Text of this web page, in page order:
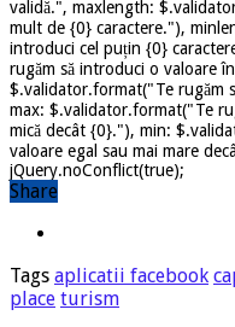
validă.", maxlength:
mult de {0} caractere."),
introduci cel puțin {0}
rugăm să introduci o valoare
$.validator.format("Te rugăm
max: $.validator.format("Te
mică decât {0}."), min:
valoare egal sau mai mare
jQuery.noConflict(true);
Share
Tags aplicatii facebook
place turism